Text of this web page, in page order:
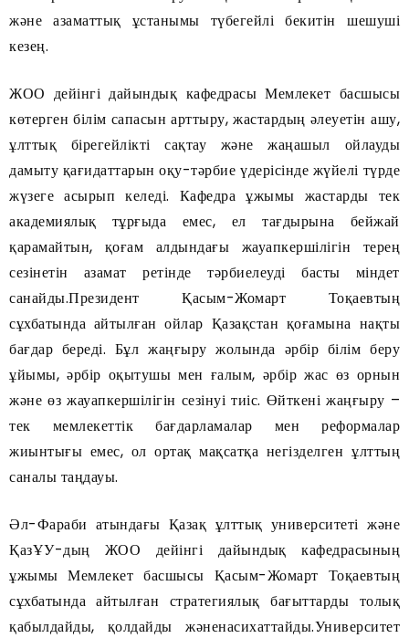
және азаматтық ұстанымы түбегейлі бекитін шешуші
кезең.
ЖОО дейінгі дайындық кафедрасы Мемлекет басшысы
көтерген білім сапасын арттыру, жастардың әлеуетін ашу,
ұлттық бірегейлікті сақтау және жаңашыл ойлауды
дамыту қағидаттарын оқу-тәрбие үдерісінде жүйелі түрде
жүзеге асырып келеді. Кафедра ұжымы жастарды тек
академиялық тұрғыда емес, ел тағдырына бейжай
қарамайтын, қоғам алдындағы жауапкершілігін терең
сезінетін азамат ретінде тәрбиелеуді басты міндет
санайды.Президент Қасым-Жомарт Тоқаевтың
сұхбатында айтылған ойлар Қазақстан қоғамына нақты
бағдар береді. Бұл жаңғыру жолында әрбір білім беру
ұйымы, әрбір оқытушы мен ғалым, әрбір жас өз орнын
және өз жауапкершілігін сезінуі тиіс. Өйткені жаңғыру –
тек мемлекеттік бағдарламалар мен реформалар
жиынтығы емес, ол ортақ мақсатқа негізделген ұлттың
саналы таңдауы.
Әл-Фараби атындағы Қазақ ұлттық университеті және
ҚазҰУ-дың ЖОО дейінгі дайындық кафедрасының
ұжымы Мемлекет басшысы Қасым-Жомарт Тоқаевтың
сұхбатында айтылған стратегиялық бағыттарды толық
қабылдайды, қолдайды жәненасихаттайды.Университет